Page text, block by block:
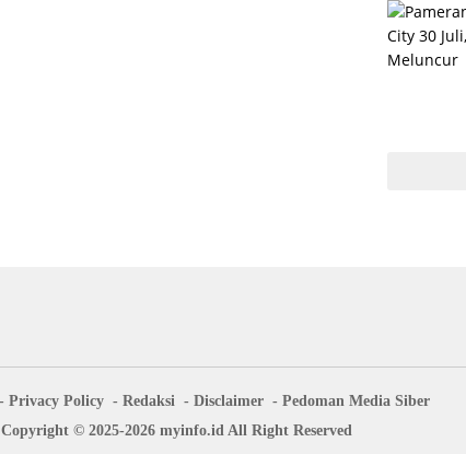
Privacy Policy Redaksi Disclaimer
Pedoman Media Siber
Copyright © 2025-2026 myinfo.id All Right Reserved